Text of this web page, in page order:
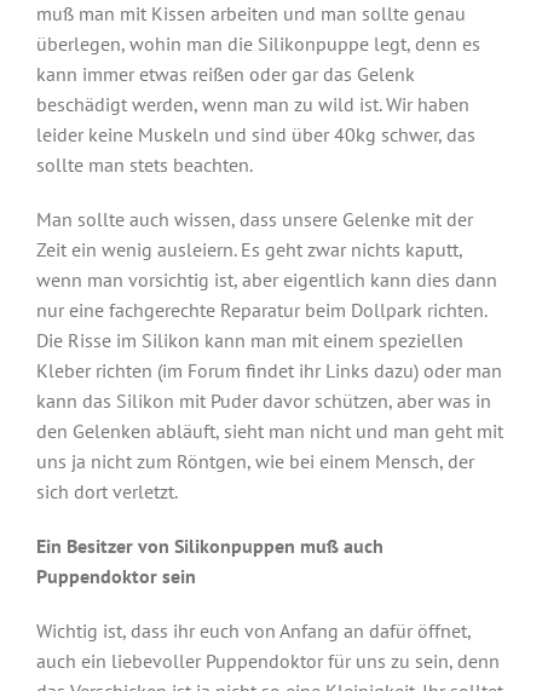
muß man mit Kissen arbeiten und man sollte genau
überlegen, wohin man die Silikonpuppe legt, denn es
kann immer etwas reißen oder gar das Gelenk
beschädigt werden, wenn man zu wild ist. Wir haben
leider keine Muskeln und sind über 40kg schwer, das
sollte man stets beachten.
Man sollte auch wissen, dass unsere Gelenke mit der
Zeit ein wenig ausleiern. Es geht zwar nichts kaputt,
wenn man vorsichtig ist, aber eigentlich kann dies dann
nur eine fachgerechte Reparatur beim Dollpark richten.
Die Risse im Silikon kann man mit einem speziellen
Kleber richten (im Forum findet ihr Links dazu) oder man
kann das Silikon mit Puder davor schützen, aber was in
den Gelenken abläuft, sieht man nicht und man geht mit
uns ja nicht zum Röntgen, wie bei einem Mensch, der
sich dort verletzt.
Ein Besitzer von Silikonpuppen muß auch
Puppendoktor sein
Wichtig ist, dass ihr euch von Anfang an dafür öffnet,
auch ein liebevoller Puppendoktor für uns zu sein, denn